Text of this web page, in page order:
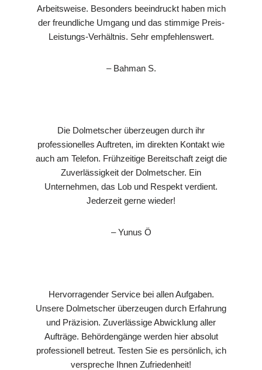
Arbeitsweise. Besonders beeindruckt haben mich
der freundliche Umgang und das stimmige Preis-
Leistungs-Verhältnis. Sehr empfehlenswert.
– Bahman S.
Die Dolmetscher überzeugen durch ihr
professionelles Auftreten, im direkten Kontakt wie
auch am Telefon. Frühzeitige Bereitschaft zeigt die
Zuverlässigkeit der Dolmetscher. Ein
Unternehmen, das Lob und Respekt verdient.
Jederzeit gerne wieder!
– Yunus Ö
Hervorragender Service bei allen Aufgaben.
Unsere Dolmetscher überzeugen durch Erfahrung
und Präzision. Zuverlässige Abwicklung aller
Aufträge. Behördengänge werden hier absolut
professionell betreut. Testen Sie es persönlich, ich
verspreche Ihnen Zufriedenheit!